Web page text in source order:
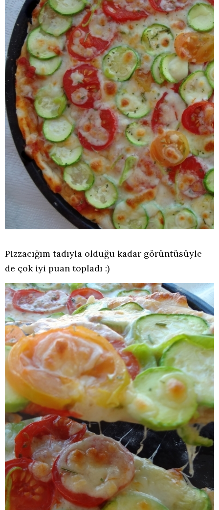
Pizzacığım tadıyla olduğu kadar görüntüsüyle
de çok iyi puan topladı :)